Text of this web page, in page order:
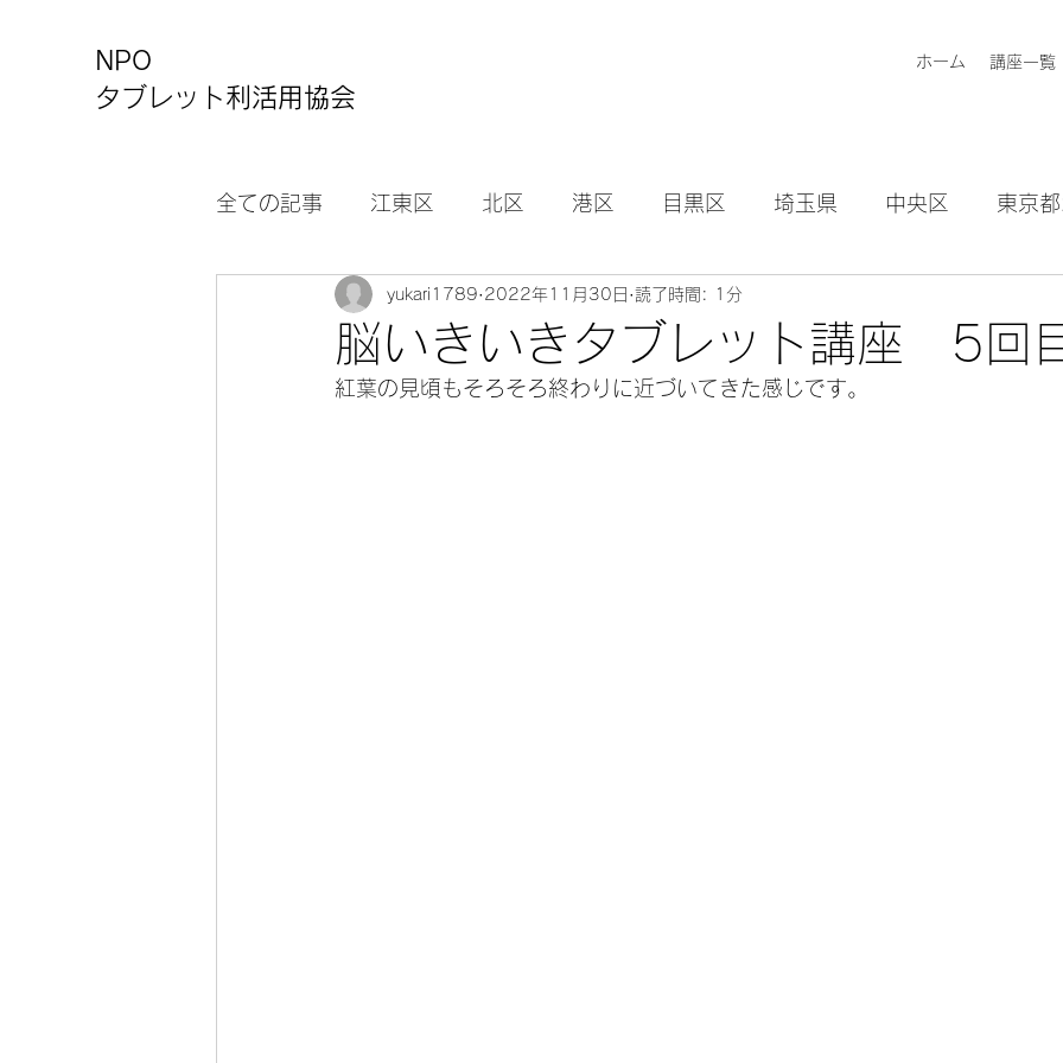
NPO
タブレット利活用協会
ホーム 講座一覧
全ての記事 江東区 北区 港区 目黒区 埼玉県 中央区 東京
カルチャーセンター お知らせ
脳いきいきタブレット講座 5回
yukari1789 2022年11月30日 読了時間: 1分
紅葉の見頃もそろそろ終わりに近づいてきた感じです。